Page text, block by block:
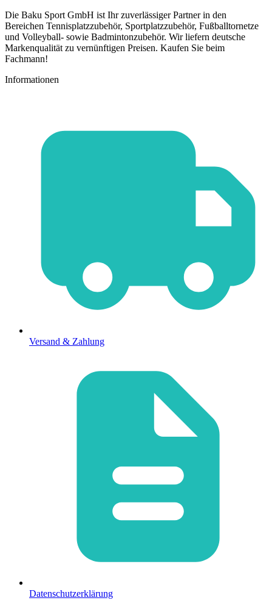
Die Baku Sport GmbH ist Ihr zuverlässiger Partner in den
Bereichen Tennisplatzzubehör, Sportplatzzubehör, Fußballtornetze
und Volleyball- sowie Badmintonzubehör. Wir liefern deutsche
Markenqualität zu vernünftigen Preisen. Kaufen Sie beim
Fachmann!
Informationen
Versand & Zahlung
Datenschutzerklärung